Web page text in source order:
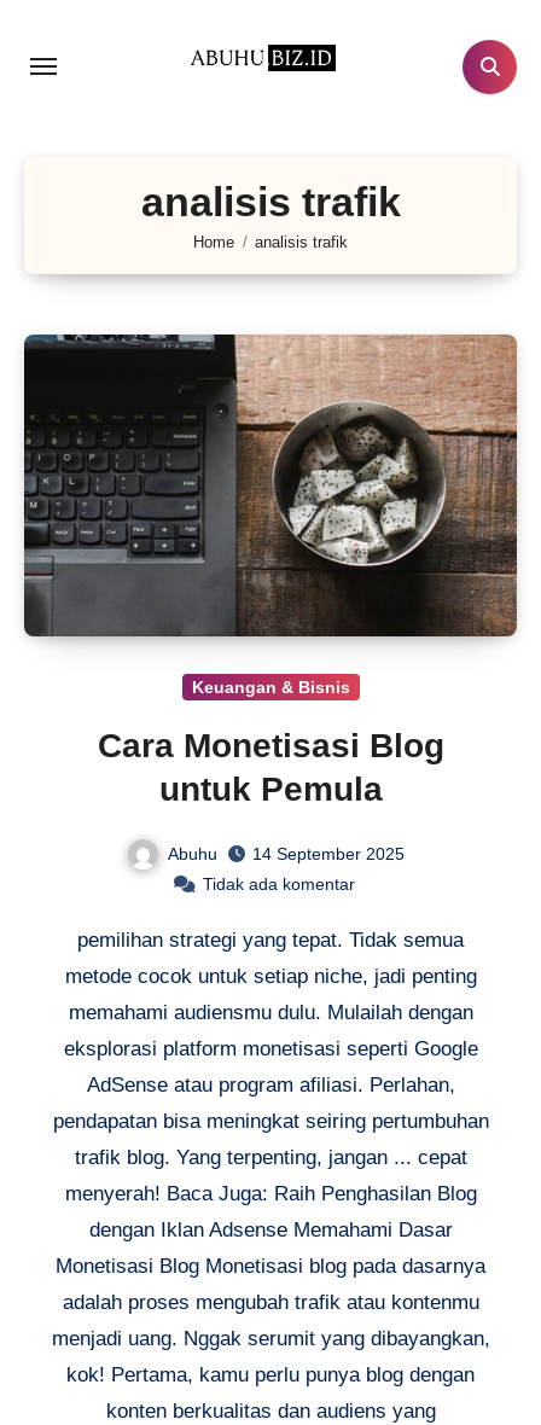
analisis trafik
Home analisis trafik
Keuangan & Bisnis
Cara Monetisasi Blog
untuk Pemula
Abuhu
14 September 2025
Tidak ada komentar
pemilihan strategi yang tepat. Tidak semua
metode cocok untuk setiap niche, jadi penting
memahami audiensmu dulu. Mulailah dengan
eksplorasi platform monetisasi seperti Google
AdSense atau program afiliasi. Perlahan,
pendapatan bisa meningkat seiring pertumbuhan
trafik blog. Yang terpenting, jangan ... cepat
menyerah! Baca Juga: Raih Penghasilan Blog
dengan Iklan Adsense Memahami Dasar
Monetisasi Blog Monetisasi blog pada dasarnya
adalah proses mengubah trafik atau kontenmu
menjadi uang. Nggak serumit yang dibayangkan,
kok! Pertama, kamu perlu punya blog dengan
konten berkualitas dan audiens yang